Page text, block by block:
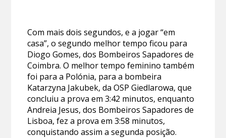
Com mais dois segundos, e a jogar “em
casa”, o segundo melhor tempo ficou para
Diogo Gomes, dos Bombeiros Sapadores de
Coimbra. O melhor tempo feminino também
foi para a Polónia, para a bombeira
Katarzyna Jakubek, da OSP Giedlarowa, que
concluiu a prova em 3:42 minutos, enquanto
Andreia Jesus, dos Bombeiros Sapadores de
Lisboa, fez a prova em 3:58 minutos,
conquistando assim a segunda posição.